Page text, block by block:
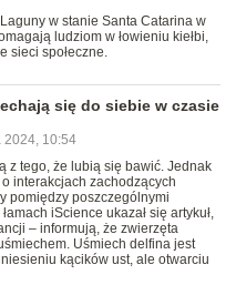
w stanie Santa Catarina w
ludziom w łowieniu kiełbi,
sieci społeczne.
się do siebie w czasie
2024, 10:54
z tego, że lubią się bawić. Jednak
interakcjach zachodzących
pomiędzy poszczególnymi
iScience ukazał się artykuł,
– informują, że zwierzęta
Uśmiech delfina jest
kącików ust, ale otwarciu